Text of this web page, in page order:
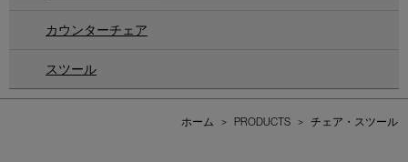
カウンターチェア
スツール
ホーム > PRODUCTS > チェア・スツール